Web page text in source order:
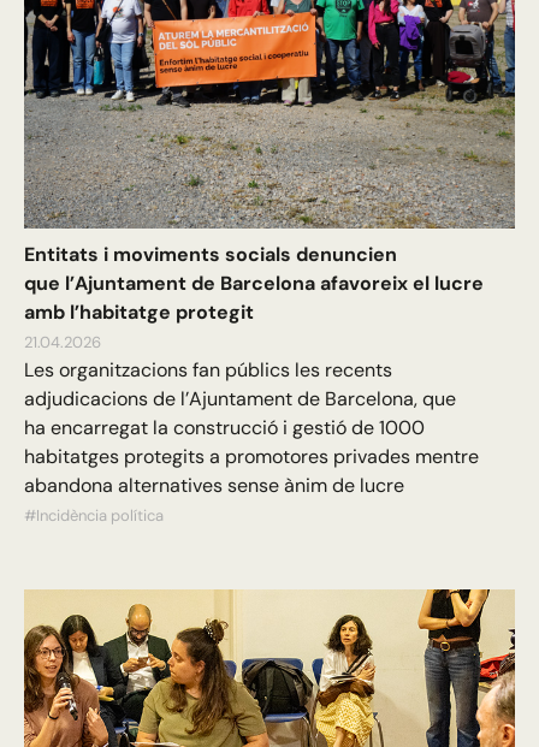
Entitats i moviments socials denuncien
que l’Ajuntament de Barcelona afavoreix el lucre
amb l’habitatge protegit
21.04.2026
Les organitzacions fan públics les recents
adjudicacions de l’Ajuntament de Barcelona, que
ha encarregat la construcció i gestió de 1000
habitatges protegits a promotores privades mentre
abandona alternatives sense ànim de lucre
#Incidència política